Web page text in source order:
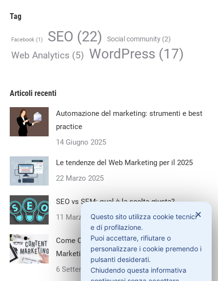
Tag
Facebook (1) SEO (22) Social community (2)
Web Analytics (5) WordPress (17)
Articoli recenti
Automazione del marketing: strumenti e best
practice
14 Giugno 2025
Le tendenze del Web Marketing per il 2025
22 Marzo 2025
SEO vs SEM: qual è la scelta giusta?
11 Marzo 2025
Come Creare una Strategia di Content
Marketing Efficace
6 Settembre 2024
✕
Questo sito utilizza cookie tecnici
e di profilazione.
Puoi accettare, rifiutare o
personalizzare i cookie premendo i
pulsanti desiderati.
Chiudendo questa informativa